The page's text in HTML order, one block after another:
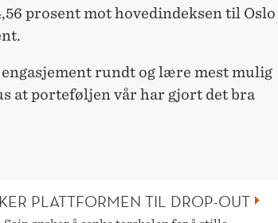
prosent mot hovedindeksen til Oslo
rundt og lære mest mulig
at porteføljen vår har gjort det bra
PLATTFORMEN TIL DROP-OUT